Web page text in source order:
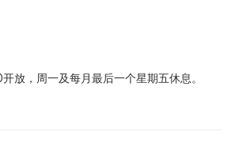
放，周一及每月最后一个星期五休息。